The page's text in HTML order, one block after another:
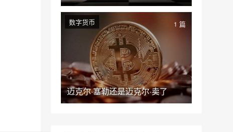
迈克尔·塞勒还是迈克尔·卖了
数字货币 1 篇